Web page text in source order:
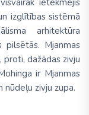
ietekmējis
izglītības sistēmā
arhitektūra
pilsētās. Mjanmas
dažādas zivju
ir Mjanmas
nūdeļu zivju zupa.